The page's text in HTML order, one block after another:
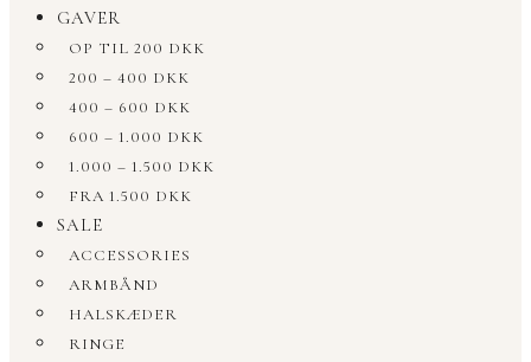
GAVER
OP TIL 200 DKK
200 – 400 DKK
400 – 600 DKK
600 – 1.000 DKK
1.000 – 1.500 DKK
FRA 1.500 DKK
SALE
ACCESSORIES
ARMBÅND
HALSKÆDER
RINGE